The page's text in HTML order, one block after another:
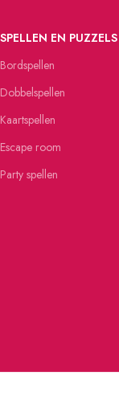
SPELLEN EN PUZZELS
Bordspellen
Dobbelspellen
Kaartspellen
Escape room
Party spellen